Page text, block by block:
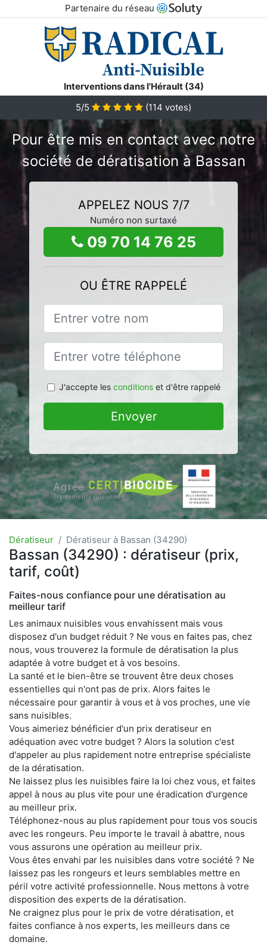
Partenaire du réseau
Interventions dans l'Hérault (34)
5/5
(114 votes)
Pour être mis en contact avec notre
société de dératisation à Bassan
APPELEZ NOUS 7/7
Numéro non surtaxé
09 70 14 76 25
OU ÊTRE RAPPELÉ
J'accepte les conditionset d'être rappelé
Envoyer
Dératiseur Dératiseur à Bassan (34290)
Bassan (34290) : dératiseur (prix,
tarif, coût)
Faites-nous confiance pour une dératisation au
meilleur tarif
Les animaux nuisibles vous envahissent mais vous
disposez d'un budget réduit ? Ne vous en faites pas, chez
nous, vous trouverez la formule de dératisation la plus
adaptée à votre budget et à vos besoins.
La santé et le bien-être se trouvent être deux choses
essentielles qui n'ont pas de prix. Alors faites le
nécessaire pour garantir à vous et à vos proches, une vie
sans nuisibles.
Vous aimeriez bénéficier d'un prix deratiseur en
adéquation avec votre budget ? Alors la solution c'est
d'appeler au plus rapidement notre entreprise spécialiste
de la dératisation.
Ne laissez plus les nuisibles faire la loi chez vous, et faites
appel à nous au plus vite pour une éradication d'urgence
au meilleur prix.
Téléphonez-nous au plus rapidement pour tous vos soucis
avec les rongeurs. Peu importe le travail à abattre, nous
vous assurons une opération au meilleur prix.
Vous êtes envahi par les nuisibles dans votre société ? Ne
laissez pas les rongeurs et leurs semblables mettre en
péril votre activité professionnelle. Nous mettons à votre
disposition des experts de la dératisation.
Ne craignez plus pour le prix de votre dératisation, et
faites confiance à nos experts, les meilleurs dans ce
domaine.